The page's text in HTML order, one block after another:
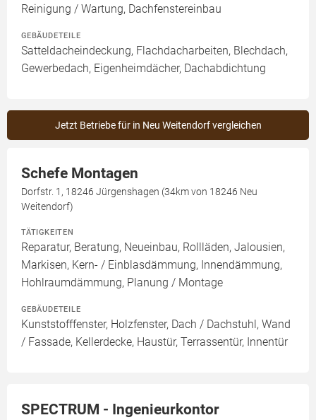
Reinigung / Wartung, Dachfenstereinbau
GEBÄUDETEILE
Satteldacheindeckung, Flachdacharbeiten, Blechdach,
Gewerbedach, Eigenheimdächer, Dachabdichtung
Jetzt Betriebe für in Neu Weitendorf vergleichen
Schefe Montagen
Dorfstr. 1, 18246 Jürgenshagen (34km von 18246 Neu
Weitendorf)
TÄTIGKEITEN
Reparatur, Beratung, Neueinbau, Rollläden, Jalousien,
Markisen, Kern- / Einblasdämmung, Innendämmung,
Hohlraumdämmung, Planung / Montage
GEBÄUDETEILE
Kunststofffenster, Holzfenster, Dach / Dachstuhl, Wand
/ Fassade, Kellerdecke, Haustür, Terrassentür, Innentür
SPECTRUM - Ingenieurkontor